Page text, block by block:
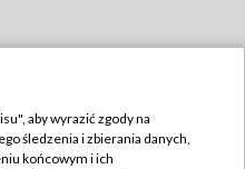
aby wyrazić zgody na
śledzenia i zbierania danych,
końcowym i ich